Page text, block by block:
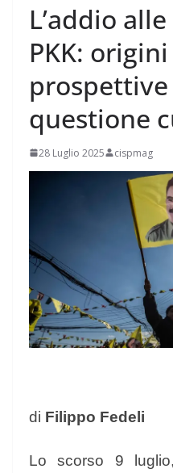
L’addio
PKK:
questione
28 Luglio 2025 cispmag
di Filippo Fedeli
Lo scorso 9